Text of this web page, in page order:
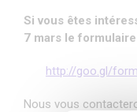
Si vous êtes
7 mars le
http://goo.gl/
Nous vous